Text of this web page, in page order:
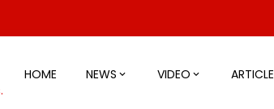
HOME NEWS VIDEO ARTICLE